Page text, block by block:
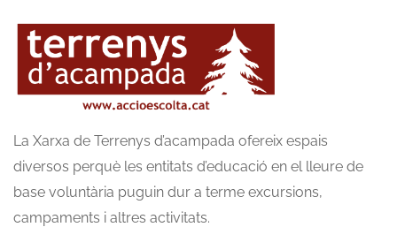
La Xarxa de Terrenys d’acampada ofereix espais
diversos perquè les entitats d’educació en el lleure de
base voluntària puguin dur a terme excursions,
campaments i altres activitats.